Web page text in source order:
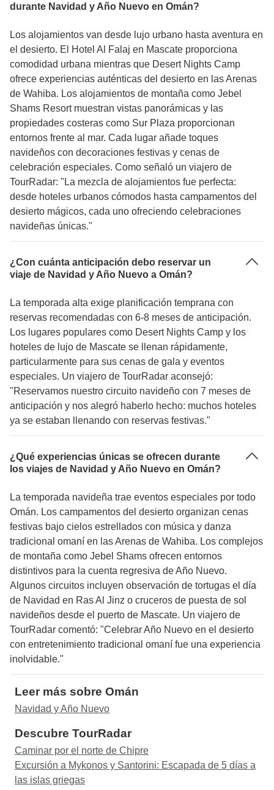
durante Navidad y Año Nuevo en Omán?
Los alojamientos van desde lujo urbano hasta aventura en
el desierto. El Hotel Al Falaj en Mascate proporciona
comodidad urbana mientras que Desert Nights Camp
ofrece experiencias auténticas del desierto en las Arenas
de Wahiba. Los alojamientos de montaña como Jebel
Shams Resort muestran vistas panorámicas y las
propiedades costeras como Sur Plaza proporcionan
entornos frente al mar. Cada lugar añade toques
navideños con decoraciones festivas y cenas de
celebración especiales. Como señaló un viajero de
TourRadar: "La mezcla de alojamientos fue perfecta:
desde hoteles urbanos cómodos hasta campamentos del
desierto mágicos, cada uno ofreciendo celebraciones
navideñas únicas."
¿Con cuánta anticipación debo reservar un
viaje de Navidad y Año Nuevo a Omán?
La temporada alta exige planificación temprana con
reservas recomendadas con 6-8 meses de anticipación.
Los lugares populares como Desert Nights Camp y los
hoteles de lujo de Mascate se llenan rápidamente,
particularmente para sus cenas de gala y eventos
especiales. Un viajero de TourRadar aconsejó:
"Reservamos nuestro circuito navideño con 7 meses de
anticipación y nos alegró haberlo hecho: muchos hoteles
ya se estaban llenando con reservas festivas."
¿Qué experiencias únicas se ofrecen durante
los viajes de Navidad y Año Nuevo en Omán?
La temporada navideña trae eventos especiales por todo
Omán. Los campamentos del desierto organizan cenas
festivas bajo cielos estrellados con música y danza
tradicional omaní en las Arenas de Wahiba. Los complejos
de montaña como Jebel Shams ofrecen entornos
distintivos para la cuenta regresiva de Año Nuevo.
Algunos circuitos incluyen observación de tortugas el día
de Navidad en Ras Al Jinz o cruceros de puesta de sol
navideños desde el puerto de Mascate. Un viajero de
TourRadar comentó: "Celebrar Año Nuevo en el desierto
con entretenimiento tradicional omaní fue una experiencia
inolvidable."
Leer más sobre Omán
Navidad y Año Nuevo
Descubre TourRadar
Caminar por el norte de Chipre
Excursión a Mykonos y Santorini: Escapada de 5 días a
las islas griegas